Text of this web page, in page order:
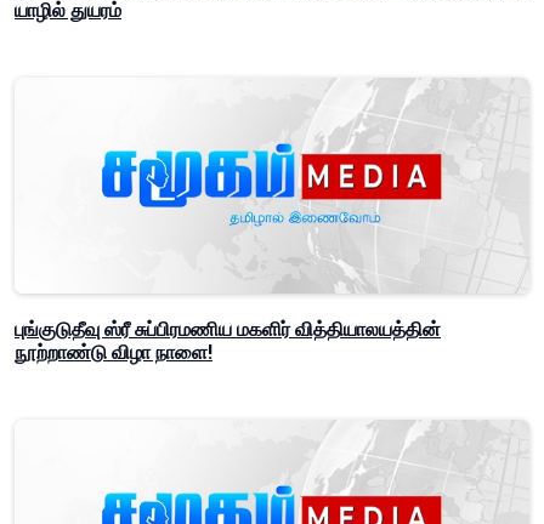
யாழில் துயரம்
புங்குடுதீவு ஸ்ரீ சுப்பிரமணிய மகளிர் வித்தியாலயத்தின்
நூற்றாண்டு விழா நாளை!